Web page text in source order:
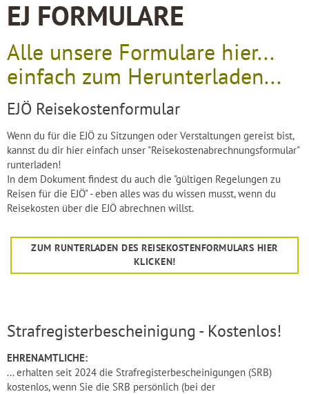
EJ FORMULARE
Alle unsere Formulare hier...
einfach zum Herunterladen...
EJÖ Reisekostenformular
Wenn du für die EJÖ zu Sitzungen oder Verstaltungen gereist bist,
kannst du dir hier einfach unser "Reisekostenabrechnungsformular"
runterladen!
In dem Dokument findest du auch die "gültigen Regelungen zu
Reisen für die EJÖ" - eben alles was du wissen musst, wenn du
Reisekosten über die EJÖ abrechnen willst.
ZUM RUNTERLADEN DES REISEKOSTENFORMULARS HIER
KLICKEN!
Strafregisterbescheinigung - Kostenlos!
EHRENAMTLICHE:
... erhalten seit 2024 die Strafregisterbescheinigungen (SRB)
kostenlos, wenn Sie die SRB persönlich (bei der